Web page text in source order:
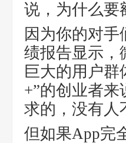
说，为什么要
因为你的对
绩报告显示，
巨大的用户
+”的创业者
求的，没有人
但如果App完